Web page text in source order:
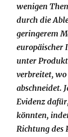
wenigen
durch die
geringerem
europäischer
unter
verbreitet,
abschneidet.
Evidenz
könnten,
Richtung